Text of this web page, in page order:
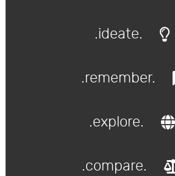
.ideate.
.remember.
.explore.
.compare.